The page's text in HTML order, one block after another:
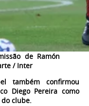
de Ramón
/ Inter
também confirmou
Diego Pereira como
clube.